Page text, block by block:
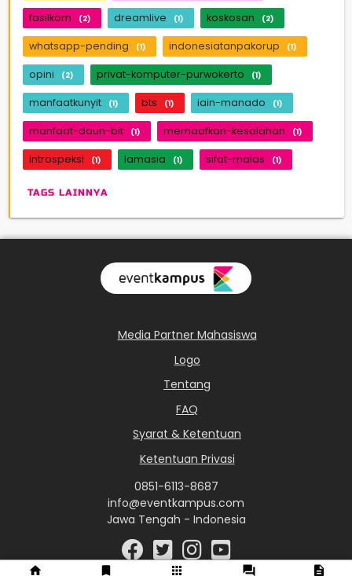
fasilkom (2) dreamlive (1) koskosan (2)
whatsapp-pending (1) indonesiatanpakorup (1)
opini (2) privat-komputer-purwokerto (1)
manfaatkunyit (1) bts (1) iain-manado (1)
manfaat-daun-bit (1) memaafkan-kesalahan (1)
introspeksi (1) lamasia (1) sifat-malas (1)
TAGS LAINNYA
Media Partner Mahasiswa
Logo
Tentang
FAQ
Syarat & Ketentuan
Ketentuan Privasi
0851-6113-8687
info@eventkampus.com
Jawa Tengah - Indonesia